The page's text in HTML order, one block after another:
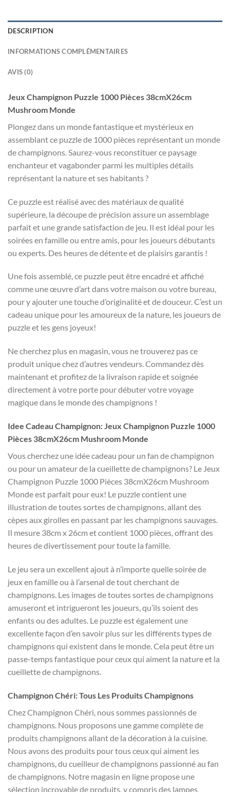
DESCRIPTION
INFORMATIONS COMPLÉMENTAIRES
AVIS (0)
Jeux Champignon Puzzle 1000 Pièces 38cmX26cm
Mushroom Monde
Plongez dans un monde fantastique et mystérieux en
assemblant ce puzzle de 1000 pièces représentant un monde
de champignons. Saurez-vous reconstituer ce paysage
enchanteur et vagabonder parmi les multiples détails
représentant la nature et ses habitants ?
Ce puzzle est réalisé avec des matériaux de qualité
supérieure, la découpe de précision assure un assemblage
parfait et une grande satisfaction de jeu. Il est idéal pour les
soirées en famille ou entre amis, pour les joueurs débutants
ou experts. Des heures de détente et de plaisirs garantis !
Une fois assemblé, ce puzzle peut être encadré et affiché
comme une œuvre d’art dans votre maison ou votre bureau,
pour y ajouter une touche d’originalité et de douceur. C’est un
cadeau unique pour les amoureux de la nature, les joueurs de
puzzle et les gens joyeux!
Ne cherchez plus en magasin, vous ne trouverez pas ce
produit unique chez d’autres vendeurs. Commandez dès
maintenant et profitez de la livraison rapide et soignée
directement à votre porte pour débuter votre voyage
magique dans le monde des champignons !
Idee Cadeau Champignon: Jeux Champignon Puzzle 1000
Pièces 38cmX26cm Mushroom Monde
Vous cherchez une idée cadeau pour un fan de champignon
ou pour un amateur de la cueillette de champignons? Le Jeux
Champignon Puzzle 1000 Pièces 38cmX26cm Mushroom
Monde est parfait pour eux! Le puzzle contient une
illustration de toutes sortes de champignons, allant des
cèpes aux girolles en passant par les champignons sauvages.
Il mesure 38cm x 26cm et contient 1000 pièces, offrant des
heures de divertissement pour toute la famille.
Le jeu sera un excellent ajout à n’importe quelle soirée de
jeux en famille ou à l’arsenal de tout cherchant de
champignons. Les images de toutes sortes de champignons
amuseront et intrigueront les joueurs, qu’ils soient des
enfants ou des adultes. Le puzzle est également une
excellente façon d’en savoir plus sur les différents types de
champignons qui existent dans le monde. Cela peut être un
passe-temps fantastique pour ceux qui aiment la nature et la
cueillette de champignons.
Champignon Chéri: Tous Les Produits Champignons
Chez Champignon Chéri, nous sommes passionnés de
champignons. Nous proposons une gamme complète de
produits champignons allant de la décoration à la cuisine.
Nous avons des produits pour tous ceux qui aiment les
champignons, du cueilleur de champignons passionné au fan
de champignons. Notre magasin en ligne propose une
sélection incroyable de produits, y compris des lampes